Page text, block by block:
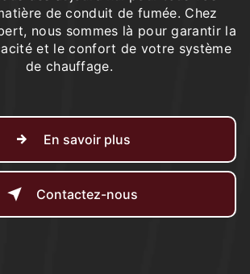
de conduit de fumée. Chez
nous sommes là pour garantir la
et le confort de votre système
de chauffage.
En savoir plus
Contactez-nous